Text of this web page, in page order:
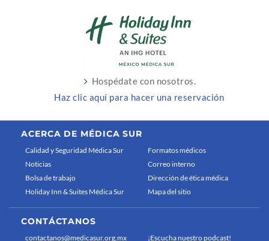
Hospédate con nosotros.
Haz clic aquí para hacer una reservación
ACERCA DE MÉDICA SUR
Calidad y Seguridad Médica Sur
Noticias
Bolsa de trabajo
Holiday Inn & Suites Médica Sur
Formatos médicos
Correo interno
Dirección de ética médica
Mapa del sitio
CONTÁCTANOS
contactanos@medicasur.org.mx ¡Escucha nuestro podcast!